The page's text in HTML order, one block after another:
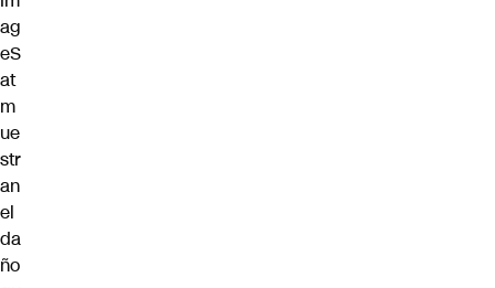
ag
eS
at
m
ue
str
an
el
da
ño